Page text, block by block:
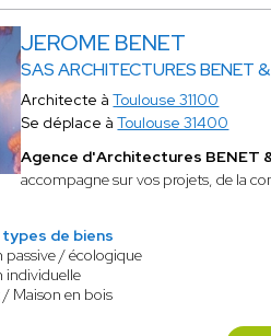
JEROME BENET
SAS ARCHITECTURES BENET
Architecte àToulouse 31100
Se déplace àToulouse 31400
Agence d'Architectures BENET
accompagne sur vos projets, de la
de biens
passive / écologique
individuelle
Maison en bois